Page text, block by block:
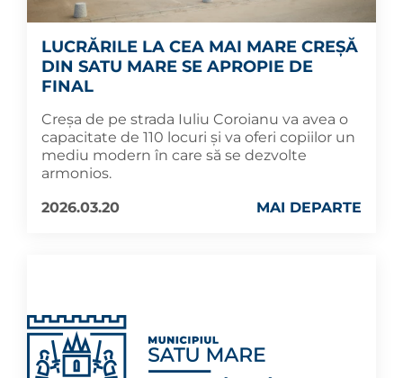
LUCRĂRILE LA CEA MAI MARE CREȘĂ
DIN SATU MARE SE APROPIE DE
FINAL
Creșa de pe strada Iuliu Coroianu va avea o
capacitate de 110 locuri și va oferi copiilor un
mediu modern în care să se dezvolte
armonios.
2026.03.20
MAI DEPARTE